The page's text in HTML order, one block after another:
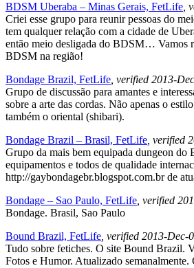
BDSM Uberaba – Minas Gerais, FetLife ,
Criei esse grupo para reunir pessoas do
tem qualquer relação com a cidade de
então meio desligada do BDSM… Vamos
BDSM na região!
Bondage Brazil, FetLife , verified 2013-
Grupo de discussão para amantes e
sobre a arte das cordas. Não apenas o
também o oriental (shibari).
Bondage Brazil – Brasil, FetLife , verified
Grupo da mais bem equipada dungeon do
equipamentos e todos de qualidade
http://gaybondagebr.blogspot.com.br de
Bondage – Sao Paulo, FetLife , verified
Bondage. Brasil, Sao Paulo
Bound Brazil, FetLife , verified 2013-Dec-
Tudo sobre fetiches. O site Bound Brazil.
Fotos e Humor. Atualizado semanalmente.